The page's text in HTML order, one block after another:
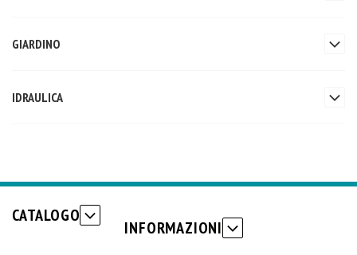
GIARDINO
IDRAULICA
CATALOGO
INFORMAZIONI